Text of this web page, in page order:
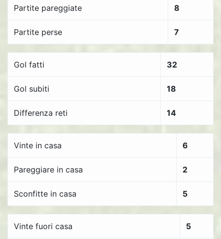
Partite pareggiate 8
Partite perse 7
Gol fatti 32
Gol subiti 18
Differenza reti 14
Vinte in casa 6
Pareggiare in casa 2
Sconfitte in casa 5
Vinte fuori casa 5